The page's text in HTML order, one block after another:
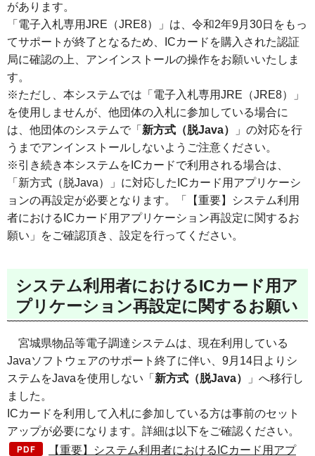
があります。
「電子入札専用JRE（JRE8）」は、令和2年9月30日をもっ
てサポートが終了となるため、ICカードを購入された認証
局に確認の上、アンインストールの操作をお願いいたしま
す。
※ただし、本システムでは「電子入札専用JRE（JRE8）」
を使用しませんが、他団体の入札に参加している場合に
は、他団体のシステムで「 新方式（脱Java）
」の対応を行
うまでアンインストールしないようご注意ください。
※引き続き本システムをICカードで利用される場合は、
「新方式（脱Java）」に対応したICカード用アプリケーシ
ョンの再設定が必要となります。「【重要】システム利用
者におけるICカード用アプリケーション再設定に関するお
願い」をご確認頂き、設定を行ってください。
システム利用者におけるICカード用ア
プリケーション再設定に関するお願い
宮城県物品等電子調達システムは、現在利用している
Javaソフトウェアのサポート終了に伴い、9月14日よりシ
ステムをJavaを使用しない「 新方式（脱Java）
」へ移行し
ました。
ICカードを利用して入札に参加している方は事前のセット
アップが必要になります。詳細は以下をご確認ください。
【重要】システム利用者におけるICカード用アプ